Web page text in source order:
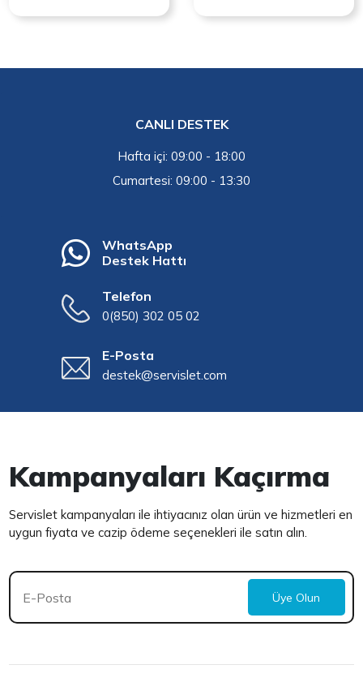
CANLI DESTEK
Hafta içi: 09:00 - 18:00
Cumartesi: 09:00 - 13:30
WhatsApp
Destek Hattı
Telefon
0(850) 302 05 02
E-Posta
destek@servislet.com
Kampanyaları Kaçırma
Servislet kampanyaları ile ihtiyacınız olan ürün ve hizmetleri en
uygun fiyata ve cazip ödeme seçenekleri ile satın alın.
Üye Olun